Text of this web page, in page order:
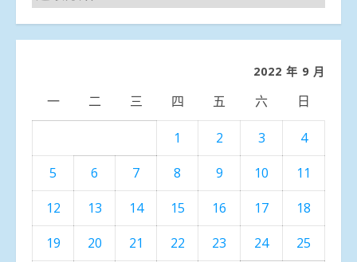
聞
分
2022 年 9 月
一 二 三 四 五 六 日
1 2 3
4
5
6 7 8 9 10
11
12
13 14 15 16 17
18
19
20 21 22 23 24
25